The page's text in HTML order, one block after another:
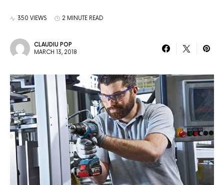
350 VIEWS 2 MINUTE READ
CLAUDIU POP
MARCH 13, 2018